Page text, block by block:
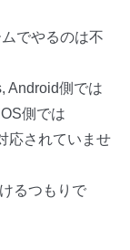
でやるのは不
Android側では
側では
応されていませ
るつもりで